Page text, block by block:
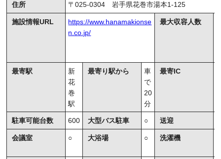
住所 〒025-0304 岩手県花巻市湯本1-125
施設情報URL
https://www.hanamakionse
n.co.jp/
最大収容人数
最寄駅
新
花
巻
駅
最寄り駅から
車
で
20
分
最寄IC
駐車可能台数 600 大型バス駐車 ○ 送迎
会議室 ○ 大浴場 ○ 洗濯機